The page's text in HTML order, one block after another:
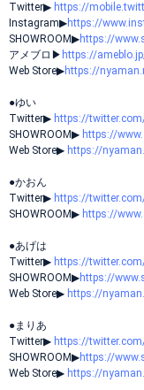
Twitter▶︎ https://
Instagram▶︎https://
SHOWROOM▶︎https://
アメブロ▶︎ https://
Web Store▶︎https://
●ゆい
Twitter▶︎ https://
SHOWROOM▶︎ https://
Web Store▶︎ https://
●かおん
Twitter▶︎ https://
SHOWROOM▶︎ https://
●あげは
Twitter▶︎ https://
SHOWROOM▶︎https://
Web Store▶︎ https://
●まりあ
Twitter▶︎ https://
SHOWROOM▶︎https://
Web Store▶︎ https://